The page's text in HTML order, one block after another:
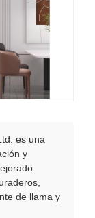
es una
y
de llama y